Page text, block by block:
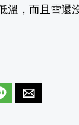
溫，而且雪還